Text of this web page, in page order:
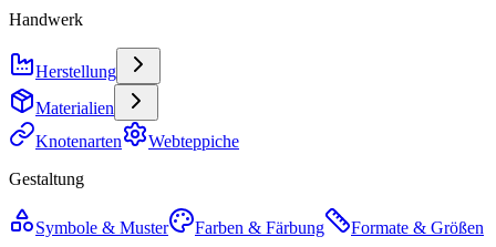
Handwerk
Herstellung
Materialien
Knotenarten
Webteppiche
Gestaltung
Symbole & Muster Farben & Färbung
Formate & Größen